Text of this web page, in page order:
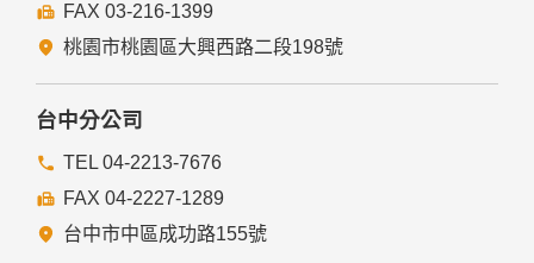
經由您書面同意。
法律明文規定。
與公務機關或學術研究機構合作，基於公共利益為統計或學術
研究而有必要，且資料經過提供者處理或蒐集者依其揭露方式
無從識別特定之當事人。
當您在網站的行為，違反服務條款或可能損害或妨礙網站與其
揭露您的個人資料是為了辨識、聯絡或採取法律行動所必要
者。
FAX 03-216-1399
桃園市桃園區大興西路二段198號
台中分公司
TEL 04-2213-7676
FAX 04-2227-1289
台中市中區成功路155號